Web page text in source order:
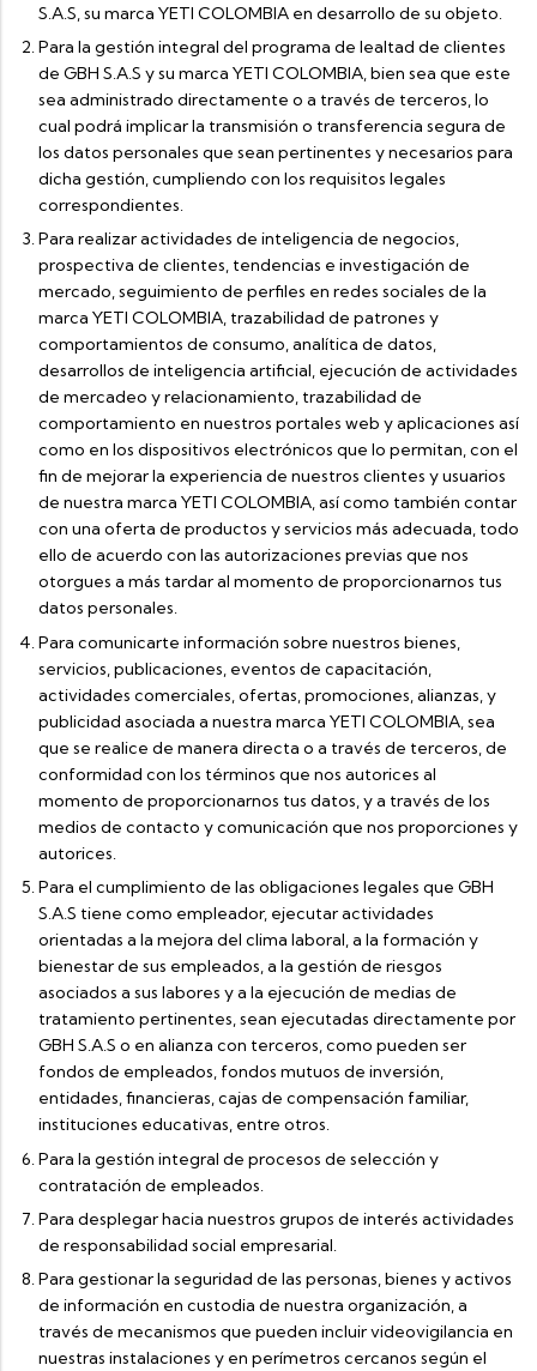
S.A.S, su marca YETI COLOMBIA en desarrollo de su objeto.
Para la gestión integral del programa de lealtad de clientes
de GBH S.A.S y su marca YETI COLOMBIA, bien sea que este
sea administrado directamente o a través de terceros, lo
cual podrá implicar la transmisión o transferencia segura de
los datos personales que sean pertinentes y necesarios para
dicha gestión, cumpliendo con los requisitos legales
correspondientes.
Para realizar actividades de inteligencia de negocios,
prospectiva de clientes, tendencias e investigación de
mercado, seguimiento de perfiles en redes sociales de la
marca YETI COLOMBIA, trazabilidad de patrones y
comportamientos de consumo, analítica de datos,
desarrollos de inteligencia artificial, ejecución de actividades
de mercadeo y relacionamiento, trazabilidad de
comportamiento en nuestros portales web y aplicaciones así
como en los dispositivos electrónicos que lo permitan, con el
fin de mejorar la experiencia de nuestros clientes y usuarios
de nuestra marca YETI COLOMBIA, así como también contar
con una oferta de productos y servicios más adecuada, todo
ello de acuerdo con las autorizaciones previas que nos
otorgues a más tardar al momento de proporcionarnos tus
datos personales.
Para comunicarte información sobre nuestros bienes,
servicios, publicaciones, eventos de capacitación,
actividades comerciales, ofertas, promociones, alianzas, y
publicidad asociada a nuestra marca YETI COLOMBIA, sea
que se realice de manera directa o a través de terceros, de
conformidad con los términos que nos autorices al
momento de proporcionarnos tus datos, y a través de los
medios de contacto y comunicación que nos proporciones y
autorices.
Para el cumplimiento de las obligaciones legales que GBH
S.A.S tiene como empleador, ejecutar actividades
orientadas a la mejora del clima laboral, a la formación y
bienestar de sus empleados, a la gestión de riesgos
asociados a sus labores y a la ejecución de medias de
tratamiento pertinentes, sean ejecutadas directamente por
GBH S.A.S o en alianza con terceros, como pueden ser
fondos de empleados, fondos mutuos de inversión,
entidades, financieras, cajas de compensación familiar,
instituciones educativas, entre otros.
Para la gestión integral de procesos de selección y
contratación de empleados.
Para desplegar hacia nuestros grupos de interés actividades
de responsabilidad social empresarial.
Para gestionar la seguridad de las personas, bienes y activos
de información en custodia de nuestra organización, a
través de mecanismos que pueden incluir videovigilancia en
nuestras instalaciones y en perímetros cercanos según el